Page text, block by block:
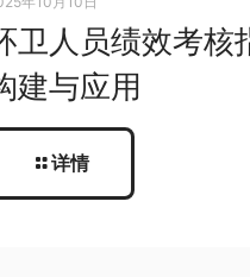
卫人员绩效考核
建与应用
详情